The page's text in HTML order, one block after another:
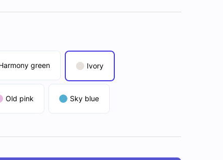
green Ivory
Old pink Sky blue